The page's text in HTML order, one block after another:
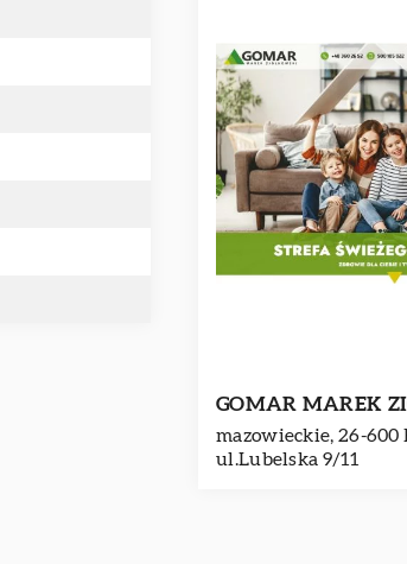
GOMAR MAREK
mazowieckie, 26-600
ul.Lubelska 9/11